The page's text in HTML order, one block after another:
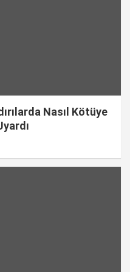
Nasıl Kötüye